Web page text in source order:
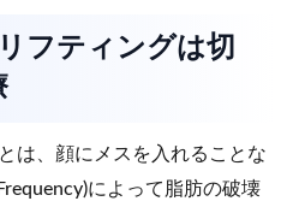
フティングは切
は、顔にメスを入れることな
によって脂肪の破壊